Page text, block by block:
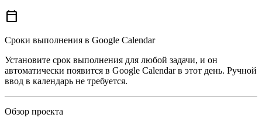
calendar_today
Сроки выполнения в Google Calendar
Установите срок выполнения для любой задачи, и он
автоматически появится в Google Calendar в этот день. Ручной
ввод в календарь не требуется.
Обзор проекта